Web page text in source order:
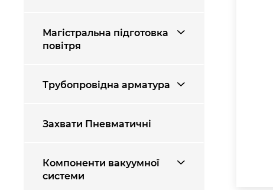
Магістральна підготовка
повітря
Трубопровідна арматура
Захвати Пневматичні
Компоненти вакуумної
системи